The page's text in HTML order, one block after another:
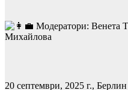
Модератори: Венета
Михайлова
20 септември, 2025 г., Берлин